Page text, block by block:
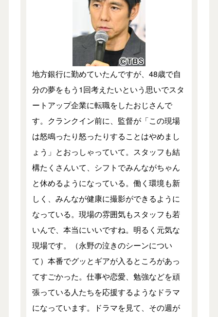
地方銀行に勤めていたんですが、48歳で自
分の夢をもう1回考えたいという思いでスタ
ートアップ企業に転職をしたおじさんで
す。クランクイン前に、監督が「この現場
は怒鳴ったり怒ったりすることはやめまし
ょう」とおっしゃっていて。スタッフも結
構たくさんいて、シフトでみんながちゃん
と休めるようになっている。働く環境も新
しく、みんなが健康に撮影ができるように
なっている。現場の雰囲気もスタッフも若
いんで、本当にいいですね。明るく元気な
現場です。（永野の泣きのシーンについ
て）本番でグッとギアが入るところがあっ
てすごかった。仕事や恋愛、勉強などを頑
張っている人たちを応援するようなドラマ
になっています。ドラマを見て、その週が